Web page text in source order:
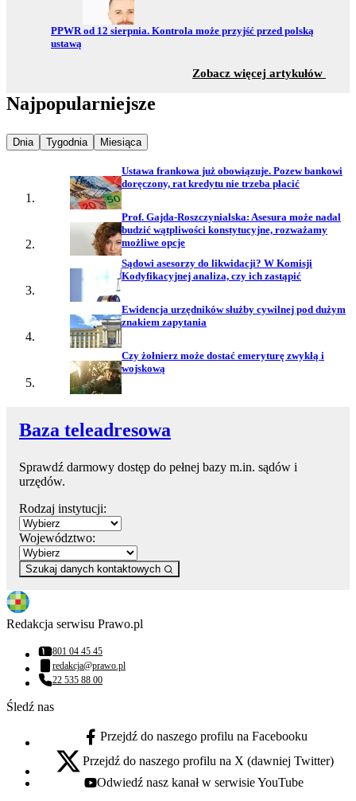
Przejdź do:
PPWR od 12 sierpnia. Kontrola może przyjść przed polską
ustawą
Zobacz więcej artykułów
Najpopularniejsze
Najpopularniejsze wiadomości z
Dnia Najpopularniejsze wiadomości z
Tygodnia Najpopularniejsze wiadomości z
Miesiąca
Ustawa frankowa już obowiązuje. Pozew bankowi
doręczony, rat kredytu nie trzeba płacić
Prof. Gajda-Roszczynialska: Asesura może nadal
budzić wątpliwości konstytucyjne, rozważamy
możliwe opcje
Sądowi asesorzy do likwidacji? W Komisji
Kodyfikacyjnej analiza, czy ich zastąpić
Ewidencja urzędników służby cywilnej pod dużym
znakiem zapytania
Czy żołnierz może dostać emeryturę zwykłą i
wojskową
Baza teleadresowa
Sprawdź darmowy dostęp do pełnej bazy m.in. sądów i
urzędów.
Rodzaj instytucji:
Województwo:
Szukaj danych kontaktowych
Redakcja serwisu Prawo.pl
Numer telefonu:
801 04 45 45
Adres email:
redakcja@prawo.pl
Numer telefonu:
22 535 88 00
Śledź nas
facebook - otwiera się w nowej karcie
Przejdź do naszego profilu na Facebooku
x - otwiera się w nowej karcie
Przejdź do naszego profilu na X (dawniej Twitter)
youtube - otwiera się w nowej karcie
Odwiedź nasz kanał w serwisie YouTube